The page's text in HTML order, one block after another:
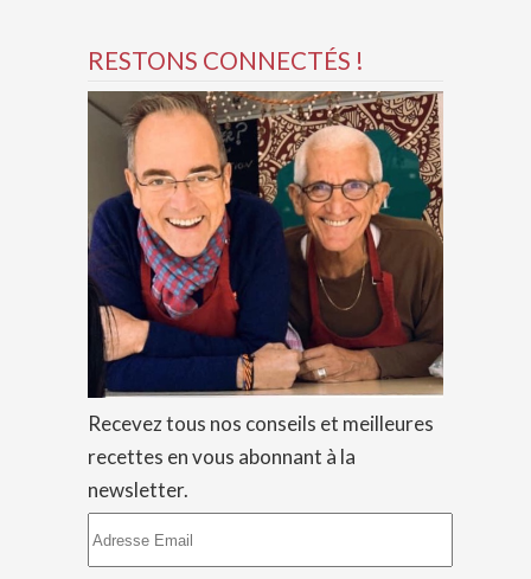
RESTONS CONNECTÉS !
Recevez tous nos conseils et meilleures
recettes en vous abonnant à la
newsletter.